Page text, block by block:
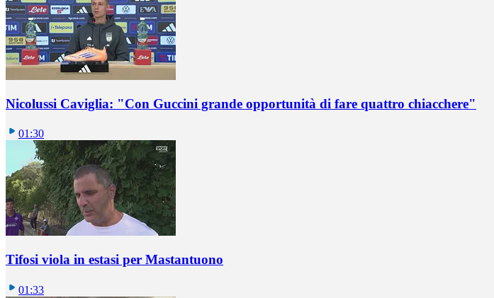
Nicolussi Caviglia: "Con Guccini grande opportunità di fare quattro chiacchere"
01:30
Tifosi viola in estasi per Mastantuono
01:33